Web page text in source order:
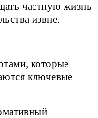
частную жизнь
извне.
которые
ключевые